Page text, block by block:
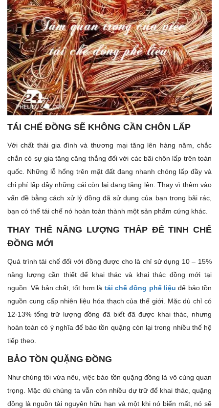
TÁI CHẾ ĐỒNG SẼ KHÔNG CẦN CHÔN LẤP
Với chất thải gia đình và thương mại tăng lên hàng năm, chắc
chắn có sự gia tăng căng thẳng đối với các bãi chôn lấp trên toàn
quốc. Những lỗ hổng trên mặt đất đang nhanh chóng lấp đầy và
chi phí lấp đầy những cái còn lại đang tăng lên. Thay vì thêm vào
vấn đề bằng cách xử lý đồng đã sử dụng của bạn trong bãi rác,
bạn có thể tái chế nó hoàn toàn thành một sản phẩm cứng khác.
THAY THẾ NĂNG LƯỢNG THẤP ĐỂ TINH CHẾ
ĐỒNG MỚI
Quá trình tái chế đối với đồng được cho là chỉ sử dụng 10 – 15%
năng lượng cần thiết để khai thác và khai thác đồng mới tại
nguồn. Về bản chất, tốt hơn là tái chế đồng phế liệu để bảo tồn
nguồn cung cấp nhiên liệu hóa thạch của thế giới. Mặc dù chỉ có
12-13% tổng trữ lượng đồng đã biết đã được khai thác, nhưng
hoàn toàn có ý nghĩa để bảo tồn quặng còn lại trong nhiều thế hệ
tiếp theo.
BẢO TỒN QUẶNG ĐỒNG
Như chúng tôi vừa nêu, việc bảo tồn quặng đồng là vô cùng quan
trọng. Mặc dù chúng ta vẫn còn nhiều dự trữ để khai thác, quặng
đồng là nguồn tài nguyên hữu hạn và một khi nó biến mất, nó sẽ